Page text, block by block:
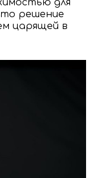
для
решение
царящей в